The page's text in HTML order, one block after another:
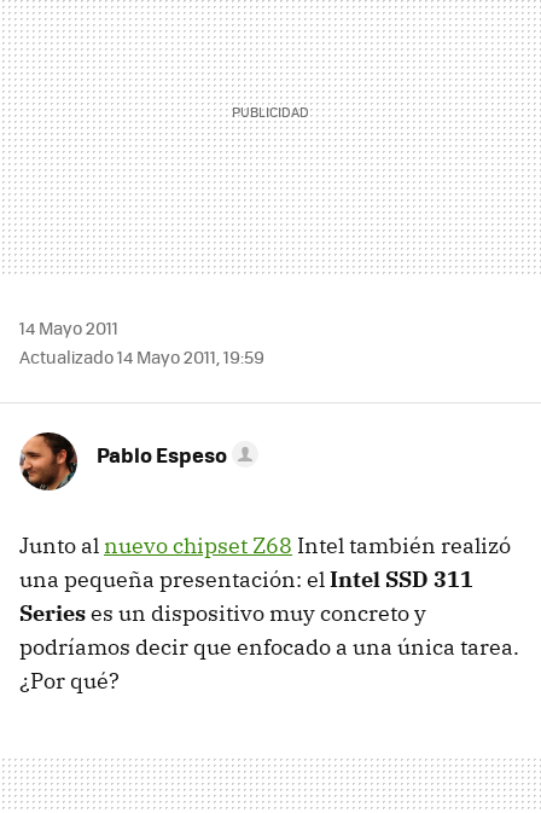
14 Mayo 2011
Actualizado 14 Mayo 2011, 19:59
Pablo Espeso
Junto alnuevo chipset Z68 Intel también realizó
una pequeña presentación: elIntel SSD 311
Serieses un dispositivo muy concreto y
podríamos decir que enfocado a una única tarea.
¿Por qué?